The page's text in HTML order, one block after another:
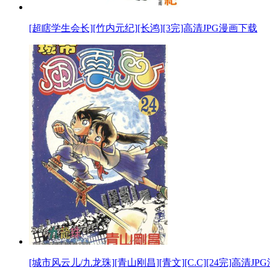
[超瞎学生会长][竹内元纪][长鸿][3完]高清JPG漫画下载
[城市风云儿/九龙珠][青山刚昌][青文][C.C][24完]高清JPG